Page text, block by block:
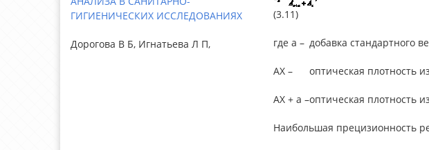
ГИГИЕНИЧЕСКИХ ИССЛЕДОВАНИЯХ
Дорогова В Б, Игнатьева Л П,
(3.11)
где a – добавка стандартного
АХ – оптическая плотность
АХ + а –оптическая плотность
Наибольшая прецизионность